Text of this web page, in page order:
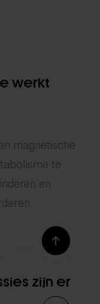
werkt
magnetische
te
en
zijn er